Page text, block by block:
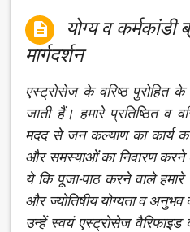

योग्य व कर्मकांडी
मार्गदर्शन
एस्ट्रोसेज के वरिष्ठ पुरोहित
जाती हैं। हमारे प्रतिष्ठित व
मदद से जन कल्याण का कार्य
और समस्याओं का निवारण करने
ये कि पूजा-पाठ करने वाले हमारे
और ज्योतिषीय योग्यता व अनुभव
उन्हें स्वयं एस्ट्रोसेज वैरिफाइड